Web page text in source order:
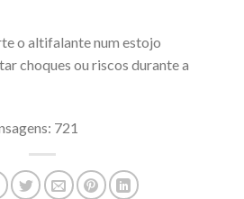
o altifalante num estojo
choques ou riscos durante a
721